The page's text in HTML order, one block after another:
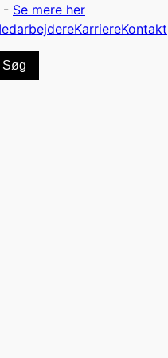
- Se mere her
KarriereKontakt